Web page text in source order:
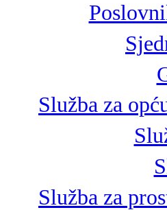
Služba za
Služba za